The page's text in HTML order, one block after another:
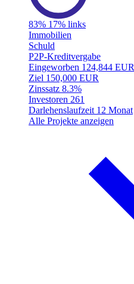
83% 17% links
Immobilien
Schuld
P2P-Kreditvergabe
Eingeworben 124,844 EUR
Ziel 150,000 EUR
Zinssatz 8.3%
Investoren 261
Darlehenslaufzeit 12 Monat
Alle Projekte anzeigen